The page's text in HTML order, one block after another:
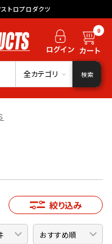
トロプロダクツ
0
全カテゴリ 検索
絞り込み